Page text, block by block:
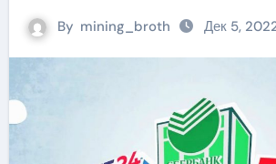
By mining_broth Дек 5,